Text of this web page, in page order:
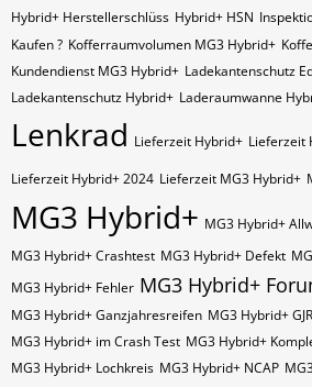
Hybrid+​​​​​ Herstellerschlüss Hybrid+​​​​​ HSN
Kaufen ? Kofferraumvolumen MG3 Hybrid+
Kundendienst MG3 Hybrid+ Ladekantenschutz
Ladekantenschutz Hybrid+ Laderaumwanne
Lenkrad Lieferzeit Hybrid+ Lieferzeit
Lieferzeit Hybrid+ 2024 Lieferzeit MG3 Hybrid+
MG3 Hybrid+ MG3 Hybrid+
MG3 Hybrid+ Crashtest MG3 Hybrid+ Defekt
MG3 Hybrid+ Fehler MG3 Hybrid+
MG3 Hybrid+ Ganzjahresreifen MG3 Hybrid+ GJR
MG3 Hybrid+ im Crash Test MG3 Hybrid+
MG3 Hybrid+ Lochkreis MG3 Hybrid+ NCAP